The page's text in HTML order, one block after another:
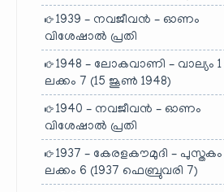
1939 – നവജീവൻ – ഓണം
വിശേഷാൽ പ്രതി
1948 – ലോകവാണി – വാല്യം 1
ലക്കം 7 (15 ജൂൺ 1948)
1940 – നവജീവൻ – ഓണം
വിശേഷാൽ പ്രതി
1937 – കേരളകൗമുദി – പുസ്തകം
ലക്കം 6 (1937 ഫെബ്രുവരി 7)